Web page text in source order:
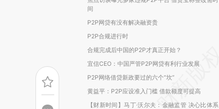
间
P2P网贷有没有解决融资贵
P2P合规进行时
合规完成后中国的P2P才真正开始？
宜信CEO：中国严管P2P网贷有利行业发展
P2P网络借贷新政要过的六个“坎”
黄益平：P2P应设准入门槛 借款额度可提高
【财新时间】马丁·沃尔夫：金融监管 决心比体系